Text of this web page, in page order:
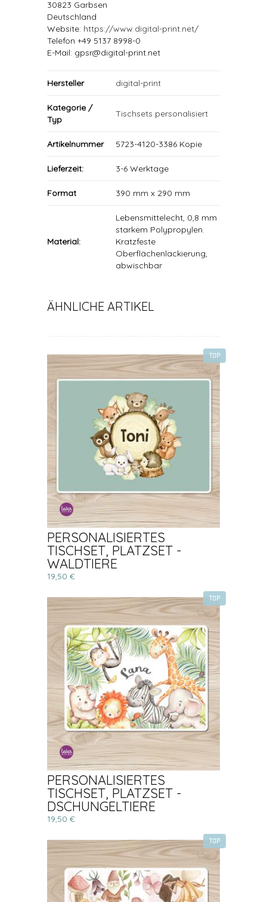
30823 Garbsen
Deutschland
Website: https://www.digital-print.net/
Telefon +49 5137 8998-0
E-Mail: gpsr@digital-print.net
Hersteller digital-print
Kategorie /
Typ
Tischsets personalisiert
Artikelnummer 5723-4120-3386 Kopie
Lieferzeit: 3-6 Werktage
Format 390 mm x 290 mm
Material:
Lebensmittelecht, 0,8 mm
starkem Polypropylen.
Kratzfeste
Oberflächenlackierung,
abwischbar
ÄHNLICHE ARTIKEL
TOP
PERSONALISIERTES
TISCHSET, PLATZSET -
WALDTIERE
19,50 €
TOP
PERSONALISIERTES
TISCHSET, PLATZSET -
DSCHUNGELTIERE
19,50 €
TOP